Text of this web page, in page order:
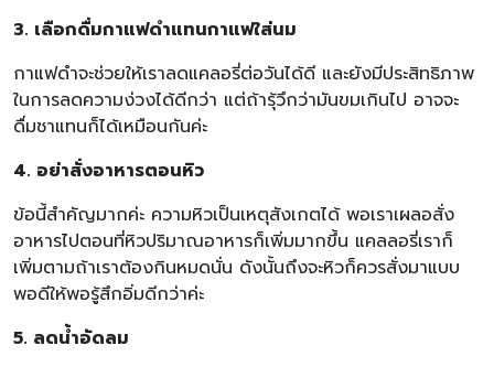
3. เลือกดื่มกาแฟดำแทนกาแฟใส่นม
กาแฟดำจะช่วยให้เราลดแคลอรี่ต่อวันได้ดี และยังมีประสิทธิภาพ
ในการลดความง่วงได้ดีกว่า แต่ถ้ารุ้วึกว่ามันขมเกินไป อาจจะ
ดื่มชาแทนก็ได้เหมือนกันค่ะ
4. อย่าสั่งอาหารตอนหิว
ข้อนี้สำคัญมากค่ะ ความหิวเป็นเหตุสังเกตได้ พอเราเผลอสั่ง
อาหารไปตอนที่หิวปริมาณอาหารก็เพิ่มมากขึ้น แคลลอรี่เราก็
เพิ่มตามถ้าเราต้องกินหมดนั่น ดังนั้นถึงจะหิวก็ควรสั่งมาแบบ
พอดีให้พอรู้สึกอิ่มดีกว่าค่ะ
5. ลดน้ำอัดลม